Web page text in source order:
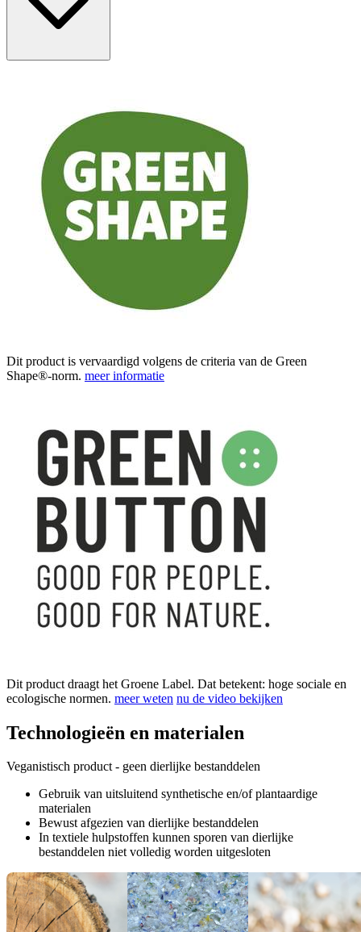
Dit product is vervaardigd volgens de criteria van de Green
Shape®-norm. meer informatie
Dit product draagt het Groene Label. Dat betekent: hoge sociale en
ecologische normen. meer weten nu de video bekijken
Technologieën en materialen
Veganistisch product - geen dierlijke bestanddelen
Gebruik van uitsluitend synthetische en/of plantaardige
materialen
Bewust afgezien van dierlijke bestanddelen
In textiele hulpstoffen kunnen sporen van dierlijke
bestanddelen niet volledig worden uitgesloten